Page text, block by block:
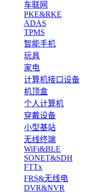
车联网
PKE&RKE
ADAS
TPMS
智能手机
玩具
家电
计算机接口设备
机顶盒
个人计算机
穿戴设备
小型基站
无线终端
WiFi&BLE
SONET&SDH
FTTx
FRS&无线电
DVR&NVR